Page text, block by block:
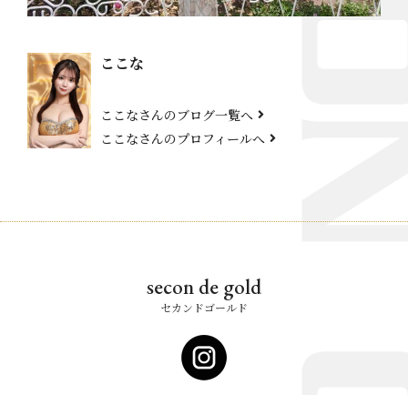
ここな
ここなさんのブログ一覧へ
ここなさんのプロフィールへ
secon de gold
セカンドゴールド